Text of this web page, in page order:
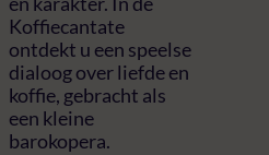
Koffiecantate
ontdekt u een speelse
dialoog over liefde en
koffie, gebracht als
een kleine
barokopera.